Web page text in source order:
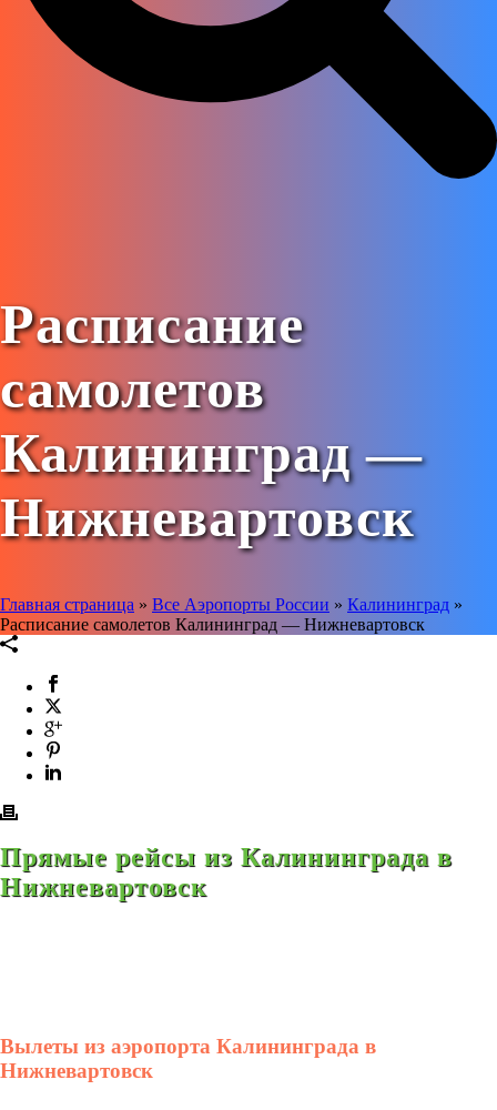
Расписание
самолетов
Калининград —
Нижневартовск
Главная страница » Все Аэропорты России » Калининград »
Расписание самолетов Калининград — Нижневартовск
Прямые рейсы из Калининграда в
Нижневартовск
Вылеты из аэропорта Калининграда в
Нижневартовск